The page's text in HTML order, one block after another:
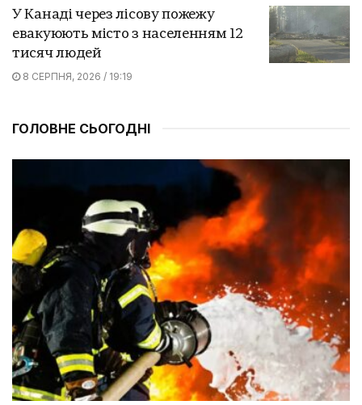
У Канаді через лісову пожежу
евакуюють місто з населенням 12
тисяч людей
8 СЕРПНЯ, 2026 / 19:19
ГОЛОВНЕ СЬОГОДНІ